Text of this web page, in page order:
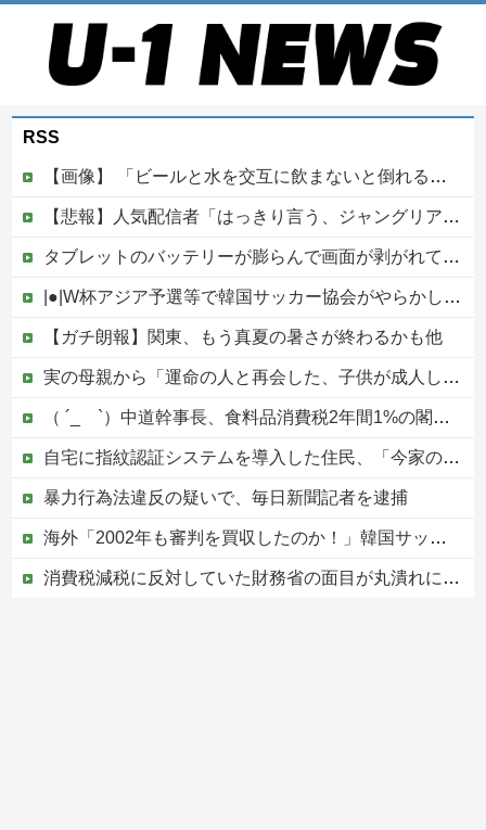
RSS
【画像】 「ビールと水を交互に飲まないと倒れるグラス」発売
【悲報】人気配信者「はっきり言う、ジャングリア沖縄ほんとーーーーーーーーにおもんない！！！！」→炎上
タブレットのバッテリーが膨らんで画面が剥がれてきたんやが
|●|W杯アジア予選等で韓国サッカー協会がやらかしまくりだと発覚、「いきなり共同開催になったしな」と日韓共催の件に言及する声も……
【ガチ朗報】関東、もう真夏の暑さが終わるかも他
実の母親から「運命の人と再会した、子供が成人したら離婚する」とか告白されてマジで引いたんだが！なんやかんや理由つけて子供4人も作っておいて未成年の子供に言う話かよ！
（ ´_ゝ`）中道幹事長、食料品消費税2年間1%の閣議決定を批判 → 記者「中道改革連合は食料品消費税ゼロを公約に掲げていたが？」→ 階猛氏「
自宅に指紋認証システムを導入した住民、「今家の中に誰かが入ろうとしてる」と通知でアラートが鳴りまくる事態に恐怖して……
暴力行為法違反の疑いで、毎日新聞記者を逮捕
海外「2002年も審判を買収したのか！」韓国サッカー協会による国際試合の審判買収が発覚し大騒ぎ！【海外の反応】
消費税減税に反対していた財務省の面目が丸潰れに、減税が決まった途端に市場が動き出したが……